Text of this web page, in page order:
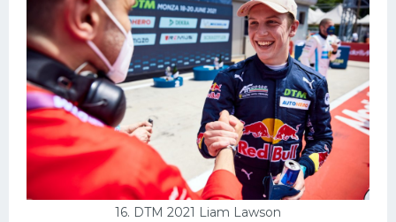
16. DTM 2021 Liam Lawson